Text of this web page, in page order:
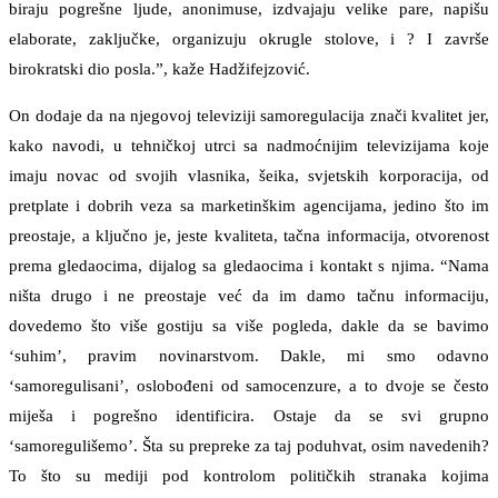
biraju pogrešne ljude, anonimuse, izdvajaju velike pare, napišu
elaborate, zaključke, organizuju okrugle stolove, i ? I završe
birokratski dio posla.”, kaže Hadžifejzović.
On dodaje da na njegovoj televiziji samoregulacija znači kvalitet jer,
kako navodi, u tehničkoj utrci sa nadmoćnijim televizijama koje
imaju novac od svojih vlasnika, šeika, svjetskih korporacija, od
pretplate i dobrih veza sa marketinškim agencijama, jedino što im
preostaje, a ključno je, jeste kvaliteta, tačna informacija, otvorenost
prema gledaocima, dijalog sa gledaocima i kontakt s njima. “Nama
ništa drugo i ne preostaje već da im damo tačnu informaciju,
dovedemo što više gostiju sa više pogleda, dakle da se bavimo
‘suhim’, pravim novinarstvom. Dakle, mi smo odavno
‘samoregulisani’, oslobođeni od samocenzure, a to dvoje se često
miješa i pogrešno identificira. Ostaje da se svi grupno
‘samoregulišemo’. Šta su prepreke za taj poduhvat, osim navedenih?
To što su mediji pod kontrolom političkih stranaka kojima